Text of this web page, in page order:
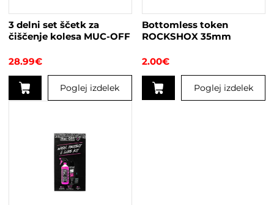
strani
izdelka
strani
izdelka
3 delni set ščetk za
čiščenje kolesa MUC-OFF
28.99€
Poglej izdelek
Bottomless token
ROCKSHOX 35mm
2.00€
Poglej izdelek